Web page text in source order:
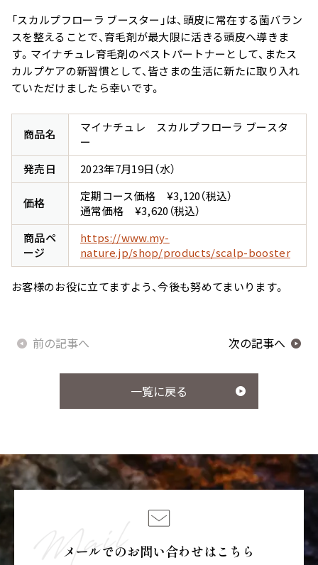
用）
ー
ンワン
マイナチュレシリーズ一覧
サポートアイテム一覧
「スカルプフローラ ブースター」は、頭皮に常在する菌バラン
スを整えることで、育毛剤が最大限に活きる頭皮へ導きま
す。マイナチュレ育毛剤のベストパートナーとして、またス
カルプケアの新習慣として、皆さまの生活に新たに取り入れ
ていただけましたら幸いです。
商品名
マイナチュレ スカルプフローラ ブースタ
ー
発売日
2023年7月19日（水）
価格
定期コース価格 ¥3,120（税込）
通常価格 ¥3,620（税込）
商品ペ
ージ
https://www.my-
nature.jp/shop/products/scalp-booster
お客様のお役に立てますよう、今後も努めてまいります。
前の記事へ
一覧に戻る
次の記事へ
メールでのお問い合わせはこちら